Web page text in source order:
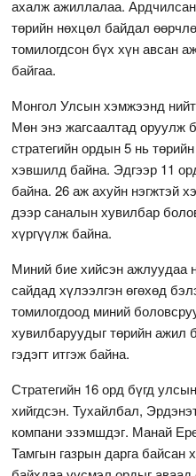
ахалж ажиллалаа.
төрийн нөхцөл байдал
томилогдсон бүх хүн авсан
байгаа.
Монгол Улсын хэмжээнд нийт
Мөн энэ жагсаалтад оруулж
стратегийн ордын 5 нь
хэвшилд байна. Эдгээр 11
байна. 26 аж ахуйн нэгжтэй
дээр саналын хувилбар
хүргүүлж байна.
Миний бие хийсэн ажлуудаа
сайдад хүлээлгэн өгөхөд
томилогдоод миний
хувилбаруудыг төрийн ажил
гэдэгт итгэж байна.
Стратегийн 16 орд бүгд
хийгдсэн. Тухайлбал,
компани эзэмшдэг. Манай
Тамгын газрын дарга